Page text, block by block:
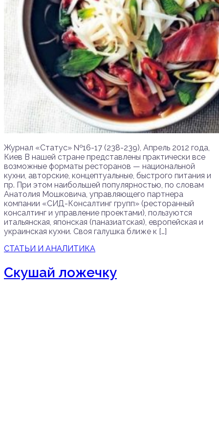
Журнал «Статус» №16-17 (238-239), Апрель 2012 года,
Киев В нашей стране представлены практически все
возможные форматы ресторанов — национальной
кухни, авторские, концептуальные, быстрого питания и
пр. При этом наибольшей популярностью, по словам
Анатолия Мошковича, управляющего партнера
компании «СИД-Консалтинг групп» (ресторанный
консалтинг и управление проектами), пользуются
итальянская, японская (паназиатская), европейская и
украинская кухни. Своя галушка ближе к […]
СТАТЬИ И АНАЛИТИКА
Скушай ложечку